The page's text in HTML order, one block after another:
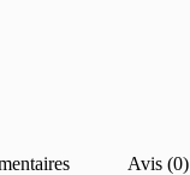
Avis (0)